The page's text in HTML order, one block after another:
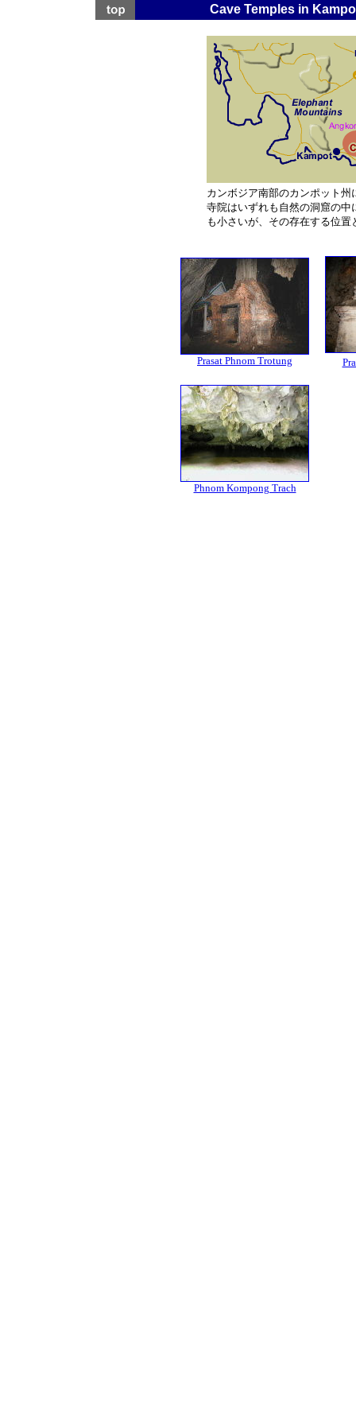
Cave Temples in
カンボジア南部のカンポット
寺院はいずれも自然の洞窟の
も小さいが、その存在する位
Prasat Phnom Trotung
Phnom Kompong Trach